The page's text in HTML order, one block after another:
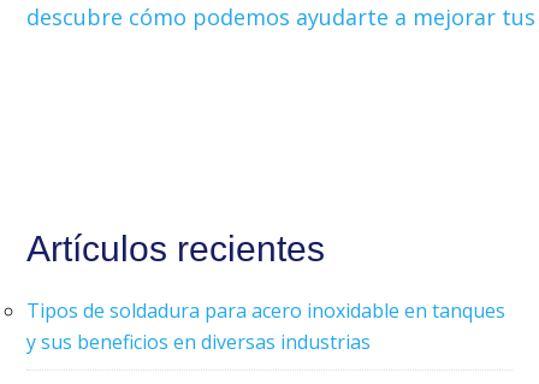
descubre cómo podemos ayudarte a mejorar
Artículos recientes
Tipos de soldadura para acero inoxidable en tanques
y sus beneficios en diversas industrias